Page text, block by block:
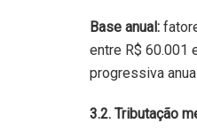
Base anual:
entre R$ 60.001
progressiva
3.2. Tributação